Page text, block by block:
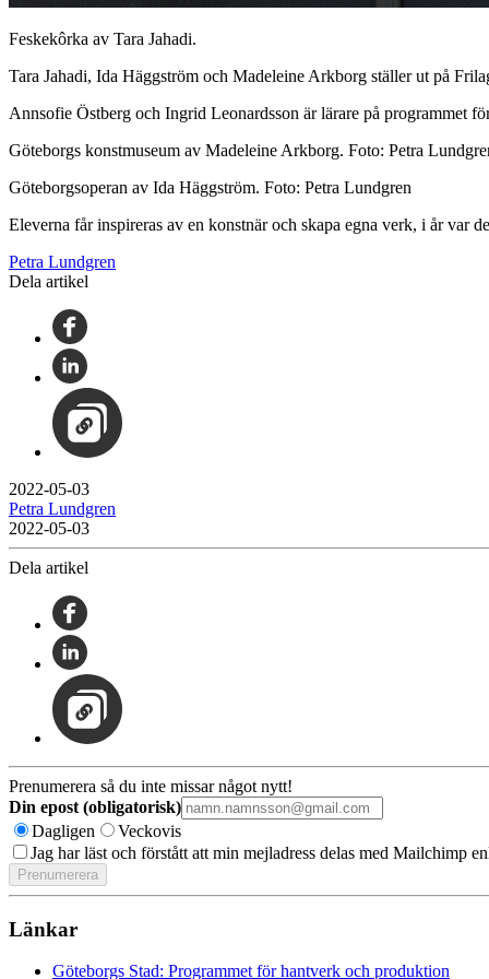
Feskekôrka av Tara Jahadi.
Tara Jahadi, Ida Häggström och Madeleine Arkborg ställer ut på
Annsofie Östberg och Ingrid Leonardsson är lärare på programmet
Göteborgs konstmuseum av Madeleine Arkborg. Foto: Petra
Göteborgsoperan av Ida Häggström. Foto: Petra Lundgren
Eleverna får inspireras av en konstnär och skapa egna verk, i år var
Petra Lundgren
Dela artikel
2022-05-03
Petra Lundgren
2022-05-03
Dela artikel
Prenumerera så du inte missar något nytt!
Din epost (obligatorisk)
Dagligen
Veckovis
Jag har läst och förstått att min mejladress delas med Mailchimp
Länkar
Göteborgs Stad: Programmet för hantverk och produktion